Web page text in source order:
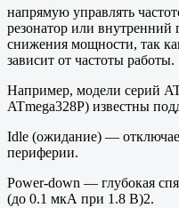
напрямую управлять
резонатор или внутренний
снижения мощности, так
зависит от частоты работы.
Например, модели серий
ATmega328P) известны
Idle (ожидание) —
периферии.
Power-down — глубокая
(до 0.1 мкА при 1.8 В)2.